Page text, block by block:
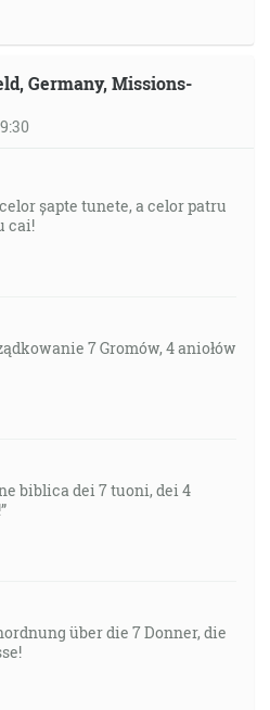
Germany, Missions-
șapte tunete, a celor patru
cai!
7 Gromów, 4 aniołów
biblica dei 7 tuoni, dei 4
über die 7 Donner, die